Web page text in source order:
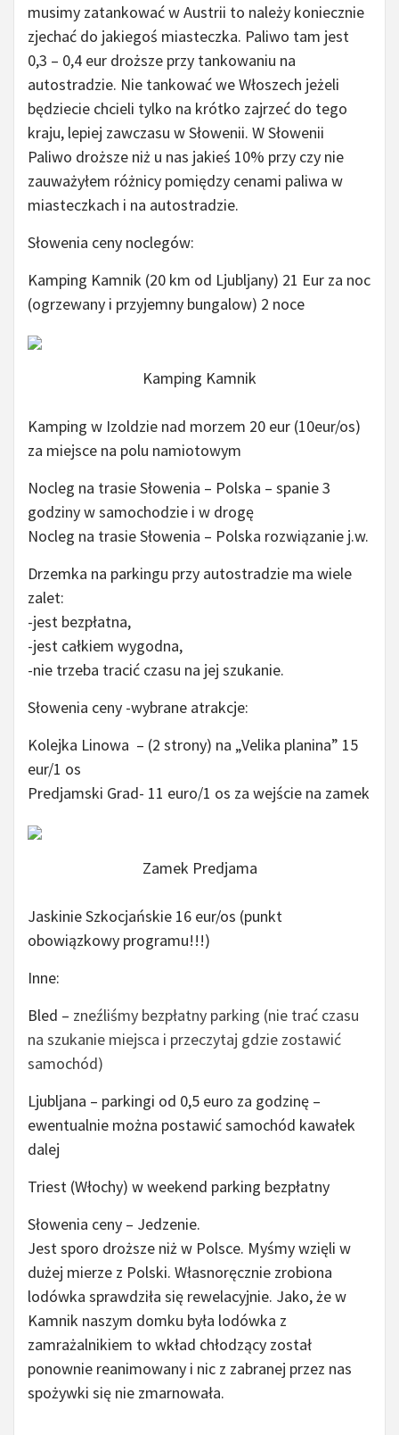
musimy zatankować w Austrii to należy koniecznie
zjechać do jakiegoś miasteczka. Paliwo tam jest
0,3 – 0,4 eur droższe przy tankowaniu na
autostradzie. Nie tankować we Włoszech jeżeli
będziecie chcieli tylko na krótko zajrzeć do tego
kraju, lepiej zawczasu w Słowenii. W Słowenii
Paliwo droższe niż u nas jakieś 10% przy czy nie
zauważyłem różnicy pomiędzy cenami paliwa w
miasteczkach i na autostradzie.
Słowenia ceny noclegów:
Kamping Kamnik (20 km od Ljubljany) 21 Eur za noc
(ogrzewany i przyjemny bungalow) 2 noce
Kamping Kamnik
Kamping w Izoldzie nad morzem 20 eur (10eur/os)
za miejsce na polu namiotowym
Nocleg na trasie Słowenia – Polska – spanie 3
godziny w samochodzie i w drogę
Nocleg na trasie Słowenia – Polska rozwiązanie j.w.
Drzemka na parkingu przy autostradzie ma wiele
zalet:
-jest bezpłatna,
-jest całkiem wygodna,
-nie trzeba tracić czasu na jej szukanie.
Słowenia ceny -wybrane atrakcje:
Kolejka Linowa – (2 strony) na „Velika planina” 15
eur/1 os
Predjamski Grad- 11 euro/1 os za wejście na zamek
Zamek Predjama
Jaskinie Szkocjańskie 16 eur/os (punkt
obowiązkowy programu!!!)
Inne:
Bled – zneźliśmy bezpłatny parking (nie trać czasu
na szukanie miejsca i przeczytaj gdzie zostawić
samochód)
Ljubljana – parkingi od 0,5 euro za godzinę –
ewentualnie można postawić samochód kawałek
dalej
Triest (Włochy) w weekend parking bezpłatny
Słowenia ceny – Jedzenie.
Jest sporo droższe niż w Polsce. Myśmy wzięli w
dużej mierze z Polski. Własnoręcznie zrobiona
lodówka sprawdziła się rewelacyjnie. Jako, że w
Kamnik naszym domku była lodówka z
zamrażalnikiem to wkład chłodzący został
ponownie reanimowany i nic z zabranej przez nas
spożywki się nie zmarnowała.